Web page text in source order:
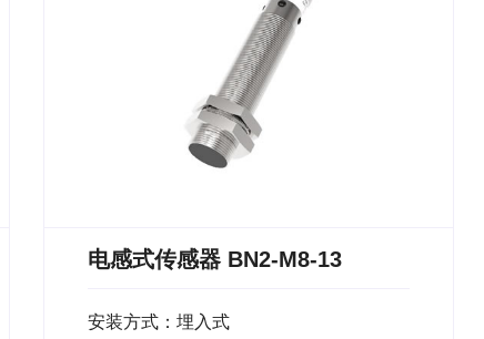
电感式传感器 BN2-M8-13
安装方式：埋入式